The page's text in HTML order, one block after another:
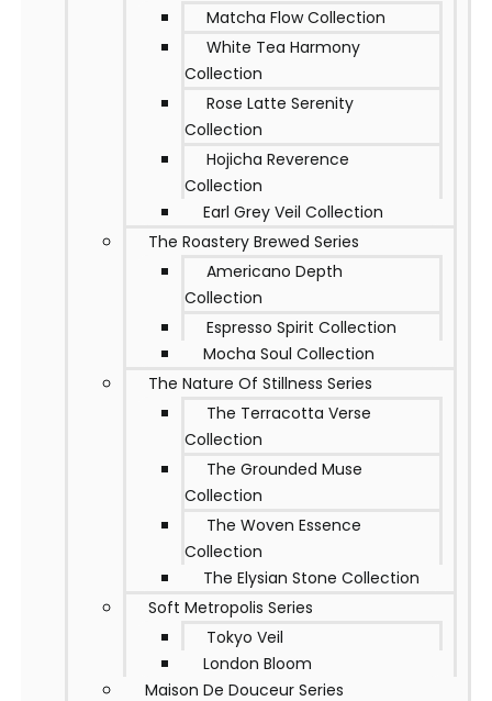
Matcha Flow Collection
White Tea Harmony
Collection
Rose Latte Serenity
Collection
Hojicha Reverence
Collection
Earl Grey Veil Collection
The Roastery Brewed Series
Americano Depth
Collection
Espresso Spirit Collection
Mocha Soul Collection
The Nature Of Stillness Series
The Terracotta Verse
Collection
The Grounded Muse
Collection
The Woven Essence
Collection
The Elysian Stone Collection
Soft Metropolis Series
Tokyo Veil
London Bloom
Maison De Douceur Series